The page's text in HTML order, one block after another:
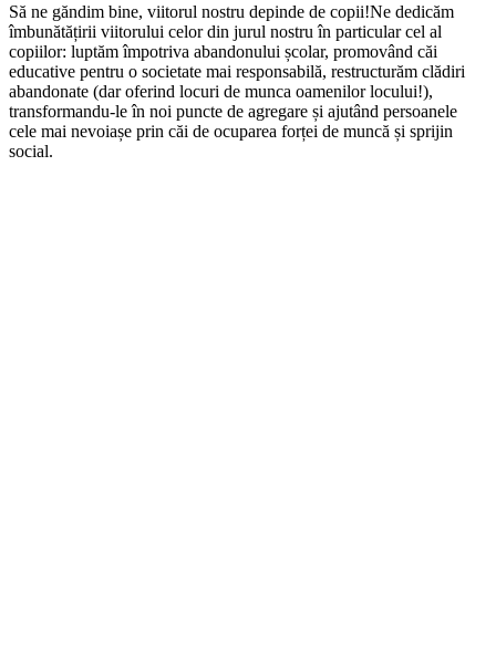
Să ne găndim bine, viitorul nostru depinde de copii!Ne dedicăm
îmbunătățirii viitorului celor din jurul nostru în particular cel al
copiilor: luptăm împotriva abandonului școlar, promovând căi
educative pentru o societate mai responsabilă, restructurăm clădiri
abandonate (dar oferind locuri de munca oamenilor locului!),
transformandu-le în noi puncte de agregare și ajutând persoanele
cele mai nevoiașe prin căi de ocuparea forței de muncă și sprijin
social.